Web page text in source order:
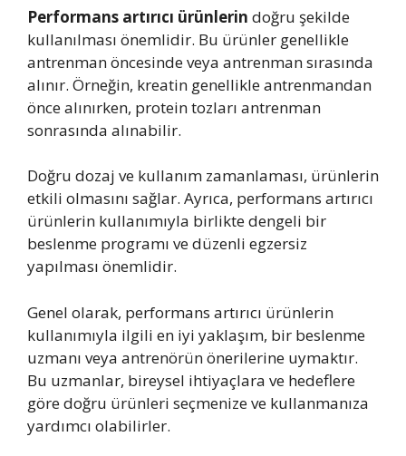
Performans artırıcı ürünlerin doğru şekilde
kullanılması önemlidir. Bu ürünler genellikle
antrenman öncesinde veya antrenman sırasında
alınır. Örneğin, kreatin genellikle antrenmandan
önce alınırken, protein tozları antrenman
sonrasında alınabilir.
Doğru dozaj ve kullanım zamanlaması, ürünlerin
etkili olmasını sağlar. Ayrıca, performans artırıcı
ürünlerin kullanımıyla birlikte dengeli bir
beslenme programı ve düzenli egzersiz
yapılması önemlidir.
Genel olarak, performans artırıcı ürünlerin
kullanımıyla ilgili en iyi yaklaşım, bir beslenme
uzmanı veya antrenörün önerilerine uymaktır.
Bu uzmanlar, bireysel ihtiyaçlara ve hedeflere
göre doğru ürünleri seçmenize ve kullanmanıza
yardımcı olabilirler.